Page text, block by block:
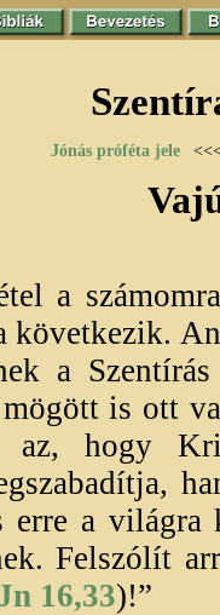
Jónás próféta jele
a
következik.
a Szentírás
is ott
az, hogy
erre a világra
Felszólít
16,33)!”